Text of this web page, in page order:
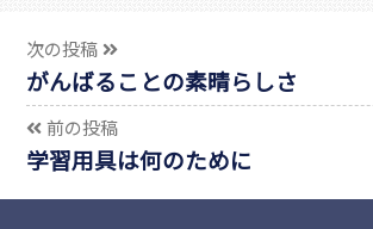
次の投稿
がんばることの素晴らしさ
前の投稿
学習用具は何のために